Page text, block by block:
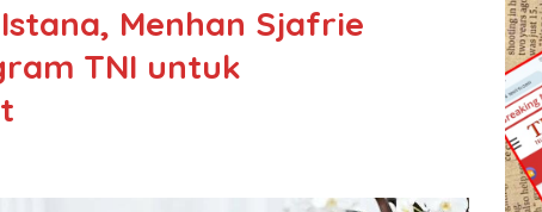
Menhan Sjafrie
TNI untuk